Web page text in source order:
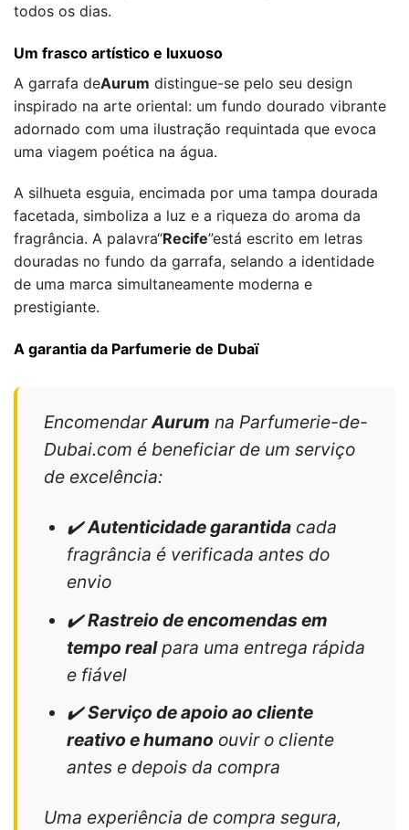
todos os dias.
Um frasco artístico e luxuoso
A garrafa deAurum distingue-se pelo seu design
inspirado na arte oriental: um fundo dourado vibrante
adornado com uma ilustração requintada que evoca
uma viagem poética na água.
A silhueta esguia, encimada por uma tampa dourada
facetada, simboliza a luz e a riqueza do aroma da
fragrância. A palavra“Recife”está escrito em letras
douradas no fundo da garrafa, selando a identidade
de uma marca simultaneamente moderna e
prestigiante.
A garantia da Parfumerie de Dubaï
EncomendarAurum na Parfumerie-de-
Dubai.com é beneficiar de um serviço
de excelência:
✔️Autenticidade garantidacada
fragrância é verificada antes do
envio
✔️Rastreio de encomendas em
tempo realpara uma entrega rápida
e fiável
✔️Serviço de apoio ao cliente
reativo e humano ouvir o cliente
antes e depois da compra
Uma experiência de compra segura,